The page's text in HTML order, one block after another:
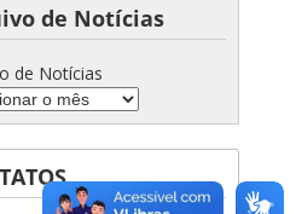
de Notícias
de Notícias